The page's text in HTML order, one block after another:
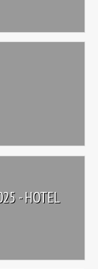
- HOTEL